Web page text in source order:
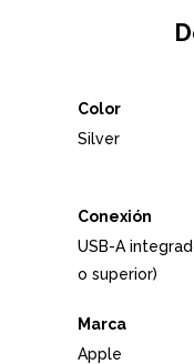
Color
Silver
Conexión
USB-A
o superior)
Marca
Apple